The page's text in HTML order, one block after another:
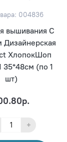
004836
вышивания С
Дизайнерская
ХлопокШоп
(по 1
шт)
+